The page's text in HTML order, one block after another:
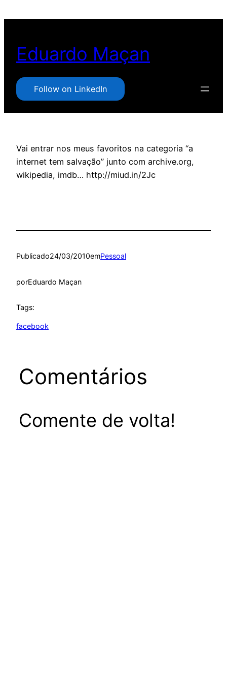
conteúdo
Eduardo Maçan
Follow on LinkedIn
Vai entrar nos meus favoritos na categoria “a
internet tem salvação” junto com archive.org,
wikipedia, imdb… http://miud.in/2Jc
Publicado24/03/2010emPessoal
porEduardo Maçan
Tags:
facebook
Comentários
Comente de volta!